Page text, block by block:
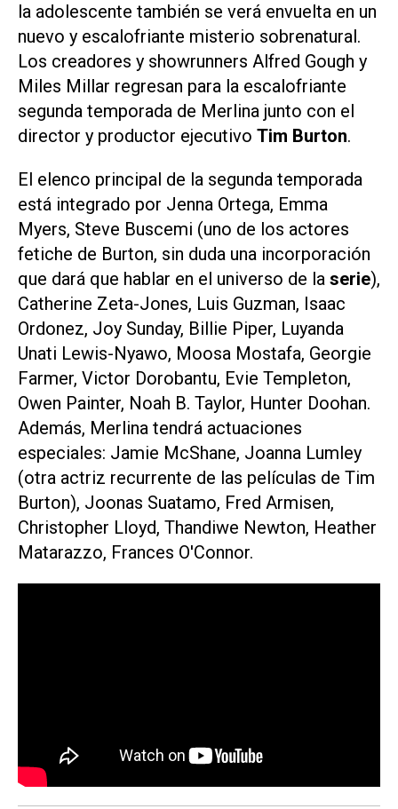
la adolescente también se verá envuelta en un
nuevo y escalofriante misterio sobrenatural.
Los creadores y showrunners Alfred Gough y
Miles Millar regresan para la escalofriante
segunda temporada de Merlina junto con el
director y productor ejecutivo Tim Burton.
El elenco principal de la segunda temporada
está integrado por Jenna Ortega, Emma
Myers, Steve Buscemi (uno de los actores
fetiche de Burton, sin duda una incorporación
que dará que hablar en el universo de la serie),
Catherine Zeta-Jones, Luis Guzman, Isaac
Ordonez, Joy Sunday, Billie Piper, Luyanda
Unati Lewis-Nyawo, Moosa Mostafa, Georgie
Farmer, Victor Dorobantu, Evie Templeton,
Owen Painter, Noah B. Taylor, Hunter Doohan.
Además, Merlina tendrá actuaciones
especiales: Jamie McShane, Joanna Lumley
(otra actriz recurrente de las películas de Tim
Burton), Joonas Suatamo, Fred Armisen,
Christopher Lloyd, Thandiwe Newton, Heather
Matarazzo, Frances O'Connor.